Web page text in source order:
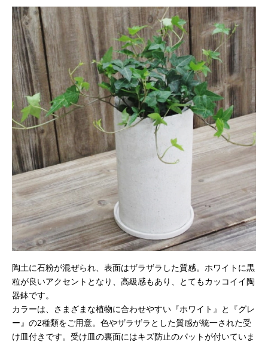
陶土に石粉が混ぜられ、表面はザラザラした質感。ホワイトに黒
粒が良いアクセントとなり、高級感もあり、とてもカッコイイ陶
器鉢です。
カラーは、さまざまな植物に合わせやすい『ホワイト』と『グレ
ー』の2種類をご用意。色やザラザラとした質感が統一された受
け皿付きです。受け皿の裏面にはキズ防止のパットが付いていま